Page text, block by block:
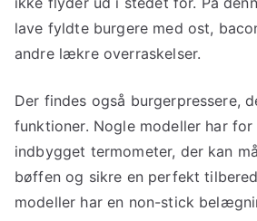
lave fyldte burgere med ost,
andre lækre overraskelser.
Der findes også burgerpressere,
funktioner. Nogle modeller har for
indbygget termometer, der kan
bøffen og sikre en perfekt
modeller har en non-stick